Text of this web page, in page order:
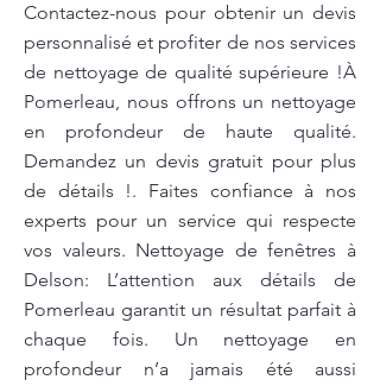
Contactez-nous pour obtenir un devis
personnalisé et profiter de nos services
de nettoyage de qualité supérieure !À
Pomerleau, nous offrons un nettoyage
en profondeur de haute qualité.
Demandez un devis gratuit pour plus
de détails !. Faites confiance à nos
experts pour un service qui respecte
vos valeurs. Nettoyage de fenêtres à
Delson: L’attention aux détails de
Pomerleau garantit un résultat parfait à
chaque fois. Un nettoyage en
profondeur n’a jamais été aussi